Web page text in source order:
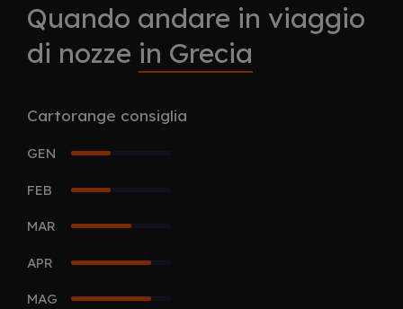
Quando andare in viaggio
di nozze in Grecia
Cartorange consiglia
GEN
FEB
MAR
APR
MAG